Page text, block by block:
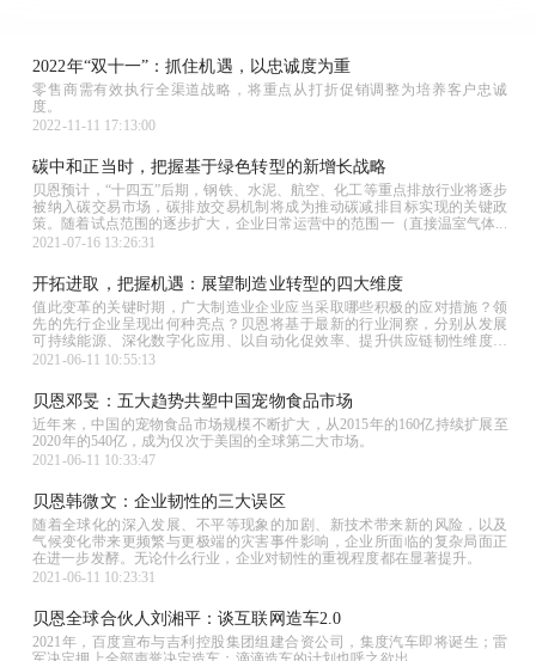
2022年“双十一”：抓住机遇，以忠诚度为重
零售商需有效执行全渠道战略，将重点从打折促销调整为培养客户忠诚
度。
2022-11-11 17:13:00
碳中和正当时，把握基于绿色转型的新增长战略
贝恩预计，“十四五”后期，钢铁、水泥、航空、化工等重点排放行业将逐步
被纳入碳交易市场，碳排放交易机制将成为推动碳减排目标实现的关键政
策。随着试点范围的逐步扩大，企业日常运营中的范围一（直接温室气体...
2021-07-16 13:26:31
开拓进取，把握机遇：展望制造业转型的四大维度
值此变革的关键时期，广大制造业企业应当采取哪些积极的应对措施？领
先的先行企业呈现出何种亮点？贝恩将基于最新的行业洞察，分别从发展
可持续能源、深化数字化应用、以自动化促效率、提升供应链韧性维度，
逐一...
2021-06-11 10:55:13
贝恩邓旻：五大趋势共塑中国宠物食品市场
近年来，中国的宠物食品市场规模不断扩大，从2015年的160亿持续扩展至
2020年的540亿，成为仅次于美国的全球第二大市场。
2021-06-11 10:33:47
贝恩韩微文：企业韧性的三大误区
随着全球化的深入发展、不平等现象的加剧、新技术带来新的风险，以及
气候变化带来更频繁与更极端的灾害事件影响，企业所面临的复杂局面正
在进一步发酵。无论什么行业，企业对韧性的重视程度都在显著提升。
2021-06-11 10:23:31
贝恩全球合伙人刘湘平：谈互联网造车2.0
2021年，百度宣布与吉利控股集团组建合资公司，集度汽车即将诞生；雷